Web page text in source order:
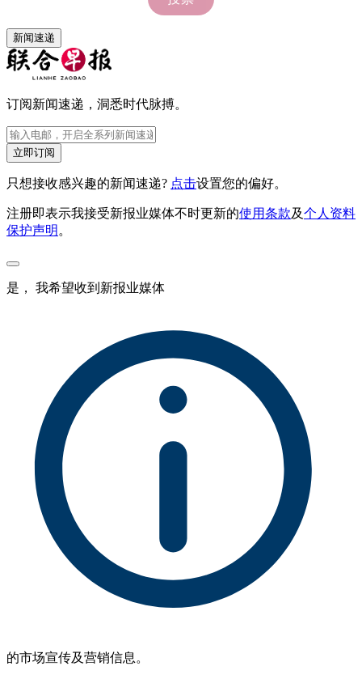
新闻速递
订阅新闻速递，洞悉时代脉搏。
立即订阅
只想接收感兴趣的新闻速递? 点击设置您的偏好。
注册即表示我接受新报业媒体不时更新的使用条款及个人资料
保护声明 。
是， 我希望收到新报业媒体
的市场宣传及营销信息。